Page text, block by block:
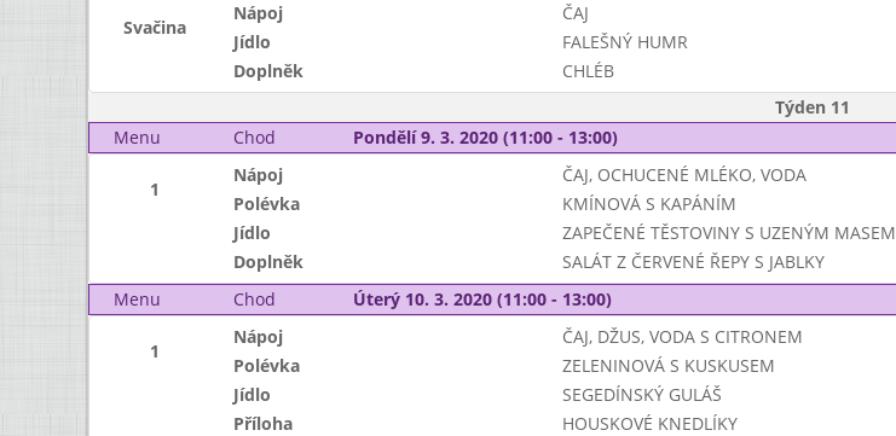
Svačina
Nápoj
ČAJ
Jídlo
FALEŠNÝ HUMR
Doplněk
CHLÉB
Týden 11
Menu
Chod Pondělí 9. 3. 2020 (11:00 - 13:00)
1
Nápoj ČAJ, OCHUCENÉ MLÉKO, VODA
Polévka
KMÍNOVÁ S KAPÁNÍM
Jídlo
ZAPEČENÉ TĚSTOVINY S UZENÝM MASEM
Doplněk
SALÁT Z ČERVENÉ ŘEPY S JABLKY
Menu
Chod Úterý 10. 3. 2020 (11:00 - 13:00)
1
Nápoj
ČAJ, DŽUS, VODA S CITRONEM
Polévka
ZELENINOVÁ S KUSKUSEM
Jídlo
SEGEDÍNSKÝ GULÁŠ
Příloha
HOUSKOVÉ KNEDLÍKY